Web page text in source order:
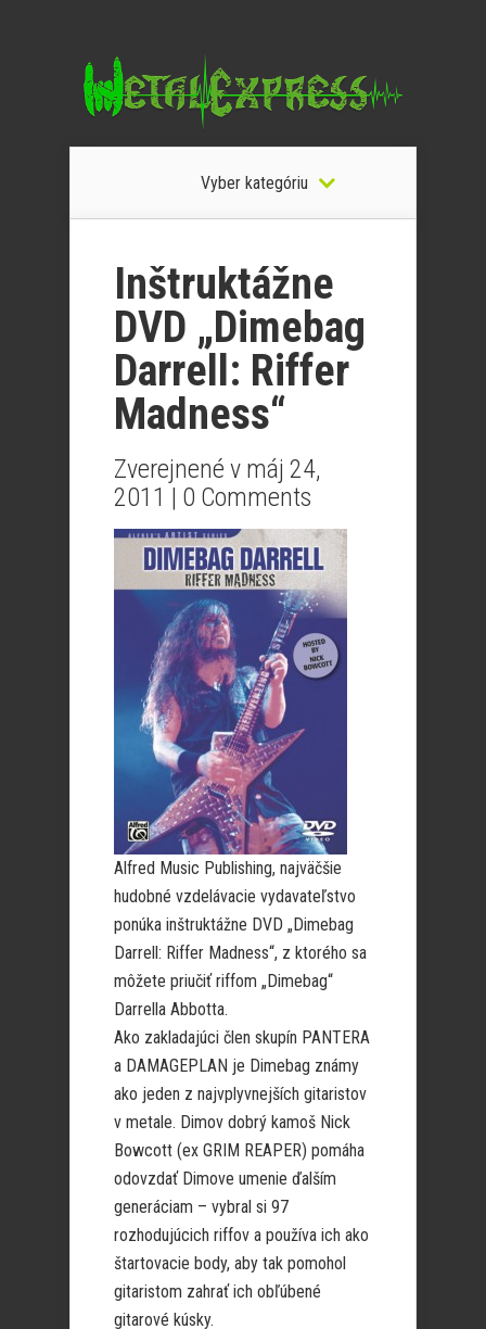
Vyber kategóriu
Inštruktážne
DVD „Dimebag
Darrell: Riffer
Madness“
Zverejnené v máj 24,
2011 | 0 Comments
Alfred Music Publishing, najväčšie
hudobné vzdelávacie vydavateľstvo
ponúka inštruktážne DVD „Dimebag
Darrell: Riffer Madness“, z ktorého sa
môžete priučiť riffom „Dimebag“
Darrella Abbotta.
Ako zakladajúci člen skupín PANTERA
a DAMAGEPLAN je Dimebag známy
ako jeden z najvplyvnejších gitaristov
v metale. Dimov dobrý kamoš Nick
Bowcott (ex GRIM REAPER) pomáha
odovzdať Dimove umenie ďalším
generáciam – vybral si 97
rozhodujúcich riffov a používa ich ako
štartovacie body, aby tak pomohol
gitaristom zahrať ich obľúbené
gitarové kúsky.